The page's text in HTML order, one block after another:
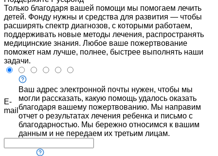
Только благодаря вашей помощи мы помогаем лечить
детей. Фонду нужны и средства для развития — чтобы
расширять спектр диагнозов, с которыми работаем,
поддерживать новые методы лечения, распространять
медицинские знания. Любое ваше пожертвование
поможет нам лучше, полнее, быстрее выполнять наши
задачи.
E-
mail
Ваш адрес электронной почты нужен, чтобы мы
могли рассказать, какую помощь удалось оказать
благодаря вашему пожертвованию. Мы направим
отчет о результатах лечения ребенка и письмо с
благодарностью. Мы бережно относимся к вашим
данным и не передаем их третьим лицам.